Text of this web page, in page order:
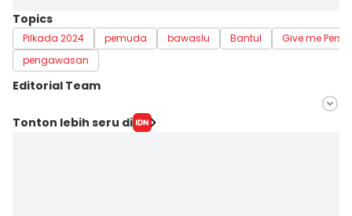
Topics
Pilkada 2024 pemuda bawaslu Bantul
Give me
pengawasan
Editorial Team
Editor
Tonton lebih seru di